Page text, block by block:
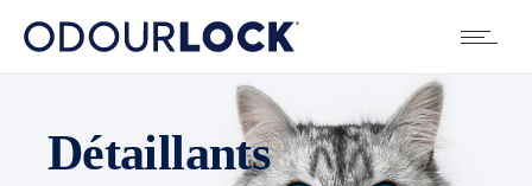
Détaillants